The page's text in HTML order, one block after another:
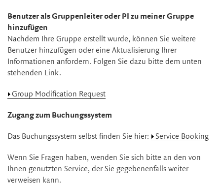
Benutzer als Gruppenleiter oder PI zu meiner Gruppe
hinzufügen
Nachdem Ihre Gruppe erstellt wurde, können Sie weitere
Benutzer hinzufügen oder eine Aktualisierung Ihrer
Informationen anfordern. Folgen Sie dazu bitte dem unten
stehenden Link.
Group Modification Request
Zugang zum Buchungssystem
Das Buchungssystem selbst finden Sie hier: Service Booking
Wenn Sie Fragen haben, wenden Sie sich bitte an den von
Ihnen genutzten Service, der Sie gegebenenfalls weiter
verweisen kann.